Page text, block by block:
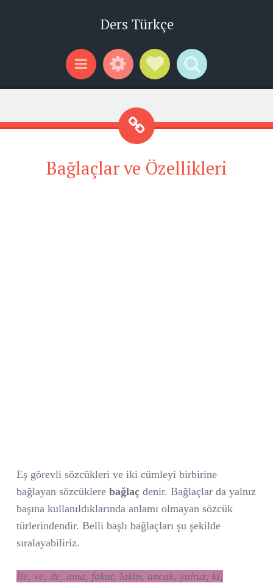
Ders Türkçe
Menu WidgetsSocial Links
Search
Bağlaçlar ve Özellikleri
Eş görevli sözcükleri ve iki cümleyi birbirine
bağlayan sözcüklere bağlaç denir. Bağlaçlar da yalnız
başına kullanıldıklarında anlamı olmayan sözcük
türlerindendir. Belli başlı bağlaçları şu şekilde
sıralayabiliriz.
İle, ve, de, ama, fakat, lakin, ancak, yalnız, ki,